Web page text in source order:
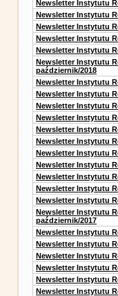
Newsletter Instytutu
Newsletter Instytutu
Newsletter Instytutu
Newsletter Instytutu
Newsletter Instytutu
Newsletter Instytutu
październik/2018
Newsletter Instytutu
Newsletter Instytutu
Newsletter Instytutu
Newsletter Instytutu
Newsletter Instytutu
Newsletter Instytutu
Newsletter Instytutu
Newsletter Instytutu
Newsletter Instytutu
Newsletter Instytutu
Newsletter Instytutu
Newsletter Instytutu
październik/2017
Newsletter Instytutu
Newsletter Instytutu
Newsletter Instytutu
Newsletter Instytutu
Newsletter Instytutu
Newsletter Instytutu